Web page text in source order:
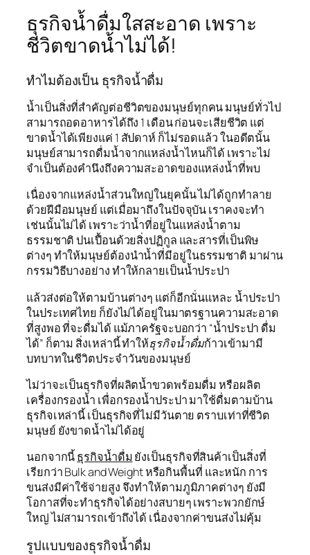
ธุรกิจน้ำดื่มใสสะอาด เพราะ
ชีวิตขาดน้ำไม่ได้!
ทำไมต้องเป็น ธุรกิจน้ำดื่ม
น้ำเป็นสิ่งที่สำคัญต่อชีวิตของมนุษย์ทุกคน มนุษย์ทั่วไป
สามารถอดอาหารได้ถึง 1 เดือน ก่อนจะเสียชีวิต แต่
ขาดน้ำได้เพียงแค่ 1 สัปดาห์ ก็ไม่รอดแล้ว ในอดีตนั้น
มนุษย์สามารถดื่มน้ำจากแหล่งน้ำไหนก็ได้ เพราะไม่
จำเป็นต้องคำนึงถึงความสะอาดของแหล่งน้ำที่พบ
เนื่องจากแหล่งน้ำส่วนใหญ่ในยุคนั้น ไม่ได้ถูกทำลาย
ด้วยฝีมือมนุษย์ แต่เมื่อมาถึงในปัจจุบัน เราคงจะทำ
เช่นนั้นไม่ได้ เพราะว่าน้ำที่อยู่ในแหล่งน้ำตาม
ธรรมชาติ ปนเปื้อนด้วยสิ่งปฏิกูล และสารที่เป็นพิษ
ต่างๆ ทำให้มนุษย์ต้องนำน้ำที่มีอยู่ในธรรมชาติ มาผ่าน
กรรมวิธีบางอย่าง ทำให้กลายเป็นน้ำประปา
แล้วส่งต่อให้ตามบ้านต่างๆ แต่ก็อีกนั่นแหละ น้ำประปา
ในประเทศไทย ก็ยังไม่ได้อยู่ในมาตรฐานความสะอาด
ที่สูงพอ ที่จะดื่มได้ แม้ภาครัฐจะบอกว่า “น้ำประปา ดื่ม
ได้” ก็ตาม สิ่งเหล่านี้ ทำให้ธุรกิจน้ำดื่มก้าวเข้ามามี
บทบาทในชีวิตประจำวันของมนุษย์
ไม่ว่าจะเป็นธุรกิจที่ผลิตน้ำขวดพร้อมดื่ม หรือผลิต
เครื่องกรองน้ำ เพื่อกรองน้ำประปา มาใช้ดื่มตามบ้าน
ธุรกิจเหล่านี้ เป็นธุรกิจที่ไม่มีวันตาย ตราบเท่าที่ชีวิต
มนุษย์ ยังขาดน้ำไม่ได้อยู่
นอกจากนี้ธุรกิจน้ำดื่มยังเป็นธุรกิจที่สินค้าเป็นสิ่งที่
เรียกว่า Bulk and Weight หรือกินพื้นที่ และหนัก การ
ขนส่งมีค่าใช้จ่ายสูง จึงทำให้ตามภูมิภาคต่างๆ ยังมี
โอกาสที่จะทำธุรกิจได้อย่างสบายๆ เพราะพวกยักษ์
ใหญ่ ไม่สามารถเข้าถึงได้ เนื่องจากค่าขนส่งไม่คุ้ม
รูปแบบของธุรกิจน้ำดื่ม